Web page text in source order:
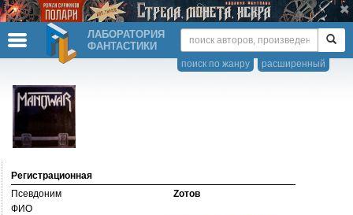
ЛАБОРАТОРИЯ
ФАНТАСТИКИ
расширенный
поиск по жанру
Регистрационная
Псевдоним
Zотов
ФИО